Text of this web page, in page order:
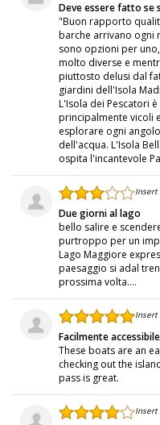
Deve essere fatto se
"Buon rapporto
barche arrivano ogni
sono opzioni per
molto diverse e
piuttosto delusi dal
giardini dell'Isola
L'Isola dei Pescatori
principalmente vicoli
esplorare ogni
dell'acqua. L'Isola
ospita l'incantevole
Insert
Due giorni al lago
bello salire e
purtroppo per un
Lago Maggiore
paesaggio si adal
prossima volta....
Insert
Facilmente
These boats are an
checking out the
pass is great.
Insert